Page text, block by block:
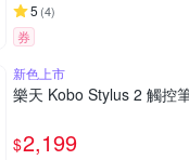
5 (4)
券
新色上市
樂天 Kobo Stylus 2 觸控
$2,199